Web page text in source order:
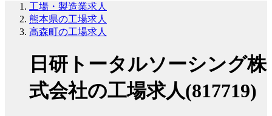
工場・製造業求人
熊本県の工場求人
高森町の工場求人
日研トータルソーシング株
式会社の工場求人(817719)